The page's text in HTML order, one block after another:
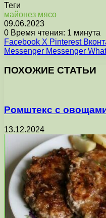
Теги
майонез мясо
09.06.2023
0 Время чтения: 1 минута
Facebook X Pinterest
Messenger Messenger
ПОХОЖИЕ СТАТЬИ
Ромштекс с
13.12.2024